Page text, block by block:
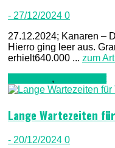
- 27/12/2024 0
27.12.2024; Kanaren –
Hierro ging leer aus.
erhielt640.000 ... zum
,
Lange Wartezeiten
- 20/12/2024 0